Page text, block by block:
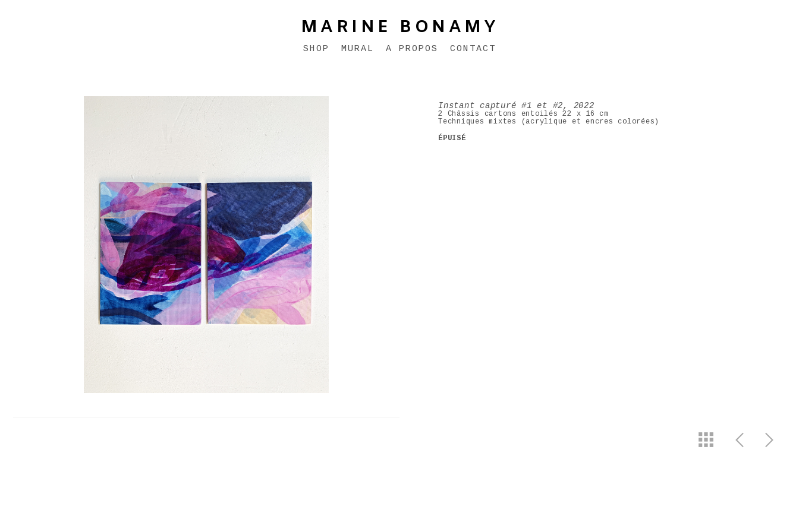
MARINE BONAMY
SHOP MURAL A PROPOS CONTACT
Instant capturé #1 et #2, 2022
2 Châssis cartons entoilés 22 x 16 cm
Techniques mixtes (acrylique et encres colorées)
ÉPUISÉ